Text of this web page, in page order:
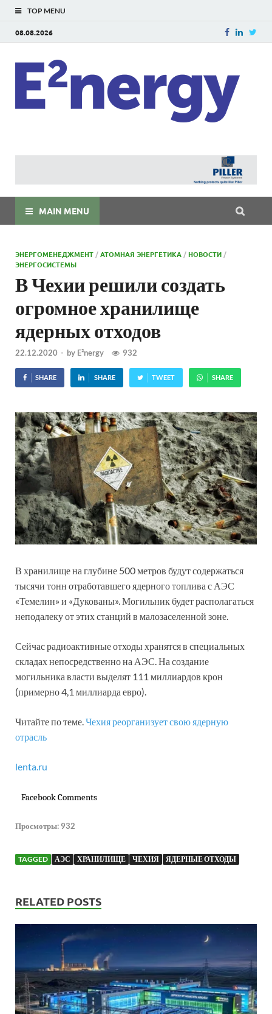
TOP MENU
08.08.2026
MAIN MENU
ЭНЕРГОМЕНЕДЖМЕНТ /АТОМНАЯ ЭНЕРГЕТИКА /НОВОСТИ /
ЭНЕРГОСИСТЕМЫ
В Чехии решили создать
огромное хранилище
ядерных отходов
22.12.2020 - by E²nergy 932
SHARE SHARE TWEET SHARE
В хранилище на глубине 500 метров будут содержаться
тысячи тонн отработавшего ядерного топлива с АЭС
«Темелин» и «Дукованы». Могильник будет располагаться
неподалеку от этих станций в малозаселенной зоне.
Сейчас радиоактивные отходы хранятся в специальных
складах непосредственно на АЭС. На создание
могильника власти выделят 111 миллиардов крон
(примерно 4,1 миллиарда евро).
Читайте по теме.Чехия реорганизует свою ядерную
отрасль
lenta.ru
Facebook Comments
Просмотры: 932
TAGGED АЭС ХРАНИЛИЩЕ ЧЕХИЯ ЯДЕРНЫЕ ОТХОДЫ
RELATED POSTS